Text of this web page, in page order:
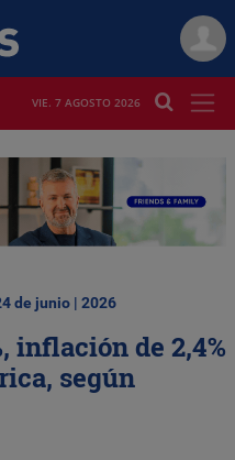
VIE. 7 AGOSTO 2026
de junio | 2026
inflación de 2,4%
según